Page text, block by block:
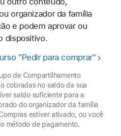
organizador da família
e podem aprovar ou
dispositivo.
"Pedir para comprar"
de Compartilhamento
cobradas no saldo da sua
saldo suficiente para a
do organizador da família
estiver ativado, ou você
método de pagamento.